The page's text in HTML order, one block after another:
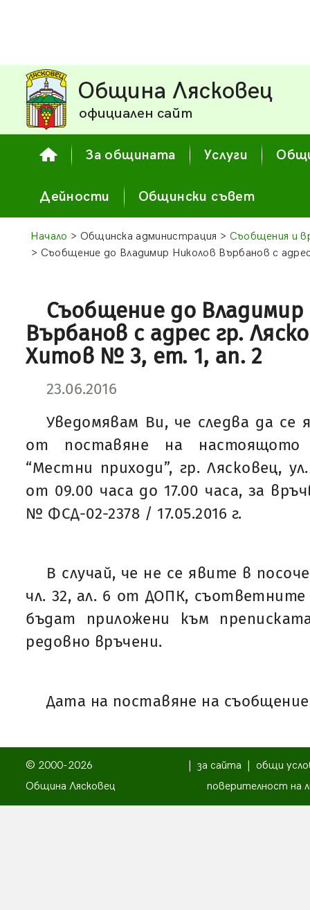
Община Лясковец
официален сайт
За общината Услуги
Дейности Общински съвет
Начало > Общинска администрация > Съобщения и
> Съобщение до Владимир Николов Върбанов с
Съобщение до Владимир
Върбанов с адрес гр.
Хитов № 3, ет. 1, ап. 2
23.06.2016
Уведомявам Ви, че следва да се
от поставяне на
“Местни приходи”, гр. Лясковец,
от 09.00 часа до 17.00 часа, за
№ ФСД-02-2378 / 17.05.2016 г.
В случай, че не се явите в
чл. 32, ал. 6 от ДОПК,
бъдат приложени към
редовно връчени.
Дата на поставяне на
© 2000-2026
Община Лясковец
за сайта
общи
поверителност на